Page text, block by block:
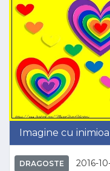
Imagine cu
DRAGOSTE 2016-